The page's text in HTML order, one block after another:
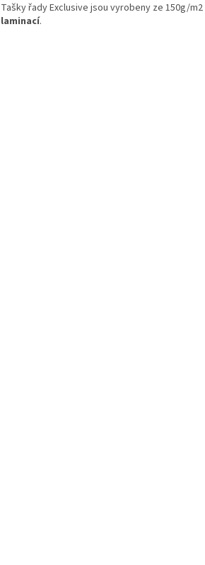
Tašky řady Exclusive jsou vyrobeny ze 150g/
laminací.